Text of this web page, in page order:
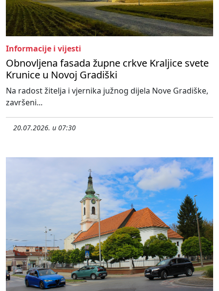
Informacije i vijesti
Obnovljena fasada župne crkve Kraljice svete
Krunice u Novoj Gradiški
Na radost žitelja i vjernika južnog dijela Nove Gradiške,
završeni...
20.07.2026. u 07:30